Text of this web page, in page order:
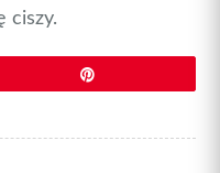
ciszy.